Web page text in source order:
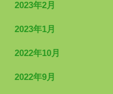
2023年2月
2023年1月
2022年10月
2022年9月